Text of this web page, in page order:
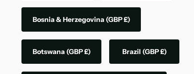
Bosnia & Herzegovina (GBP £)
Botswana (GBP £) Brazil (GBP £)